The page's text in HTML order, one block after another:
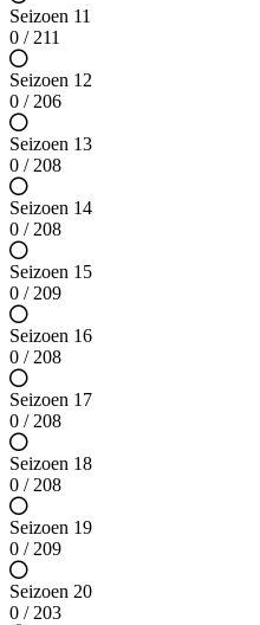
Seizoen 11
0 / 211
Seizoen 12
0 / 206
Seizoen 13
0 / 208
Seizoen 14
0 / 208
Seizoen 15
0 / 209
Seizoen 16
0 / 208
Seizoen 17
0 / 208
Seizoen 18
0 / 208
Seizoen 19
0 / 209
Seizoen 20
0 / 203